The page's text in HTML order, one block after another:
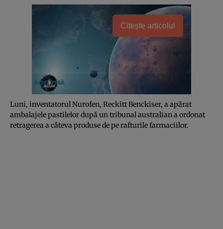
Citește articolul
Luni, inventatorul Nurofen, Reckitt Benckiser, a apărat
ambalajele pastilelor după un tribunal australian a ordonat
retragerea a câteva produse de pe rafturile farmaciilor.